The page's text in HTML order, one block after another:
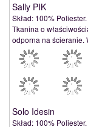
Sally PIK
Skład: 100%
Tkanina o
odporna na ścieranie.
Solo Idesin
Skład: 100%